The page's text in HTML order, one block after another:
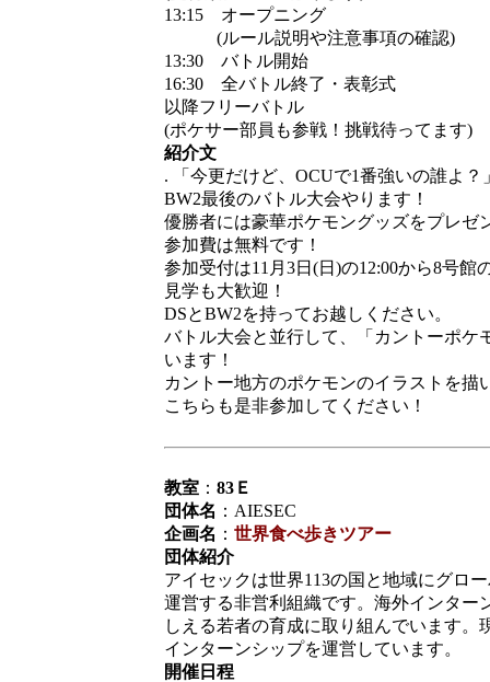
13:15 オープニング
(ルール説明や注意事項の確認)
13:30 バトル開始
16:30 全バトル終了・表彰式
以降フリーバトル
(ポケサー部員も参戦！挑戦待ってます)
紹介文
. 「今更だけど、OCUで1番強いの誰よ？
BW2最後のバトル大会やります！
優勝者には豪華ポケモングッズをプレゼ
参加費は無料です！
参加受付は11月3日(日)の12:00から8号館
見学も大歓迎！
DSとBW2を持ってお越しください。
バトル大会と並行して、「カントーポケ
います！
カントー地方のポケモンのイラストを描
こちらも是非参加してください！
教室 ： 83Ｅ
団体名 ：AIESEC
企画名 ： 世界食べ歩きツアー
団体紹介
アイセックは世界113の国と地域にグロ
運営する非営利組織です。海外インター
しえる若者の育成に取り組んでいます。
インターンシップを運営しています。
開催日程